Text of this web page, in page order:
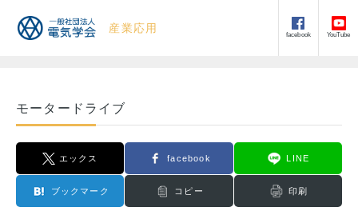
産業応用
facebook YouTube
モータードライブ
エックス facebook LINE
ブックマーク コピー 印刷